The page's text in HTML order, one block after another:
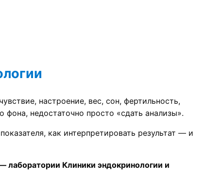
настроение, вес, сон, фертильность,
недостаточно просто «сдать анализы».
как интерпретировать результат — и
лаборатории Клиники эндокринологии и